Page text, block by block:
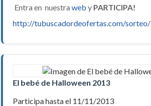
Entra en nuestra web y PARTICIPA!
http://tubuscadordeofertas.com/sorteo/
El bebé de Halloween 2013
Participa hasta el 11/11/2013